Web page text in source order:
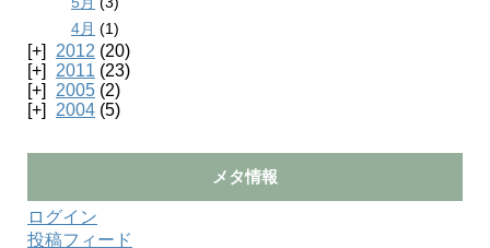
4月 (1)
2012 (20)
2011 (23)
2005 (2)
2004 (5)
メタ情報
ログイン
投稿フィード